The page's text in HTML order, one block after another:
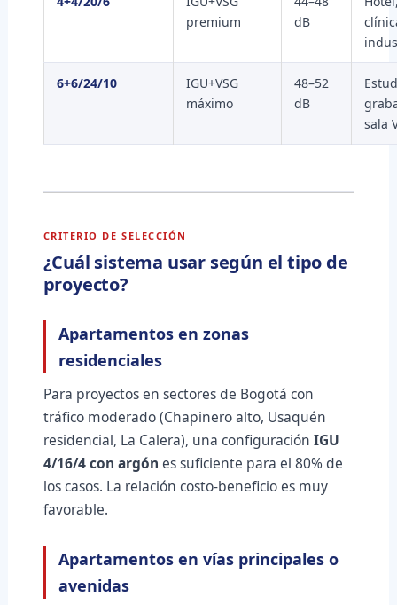
premium
dB
6+6/24/10
IGU+VSG
máximo
48–52
dB
sala
CRITERIO DE SELECCIÓN
¿Cuál sistema usar según el tipo de
proyecto?
Apartamentos en zonas
residenciales
Para proyectos en sectores de Bogotá con
tráfico moderado (Chapinero alto, Usaquén
residencial, La Calera), una configuración IGU
4/16/4 con argón es suficiente para el 80% de
los casos. La relación costo-beneficio es muy
favorable.
Apartamentos en vías principales o
avenidas